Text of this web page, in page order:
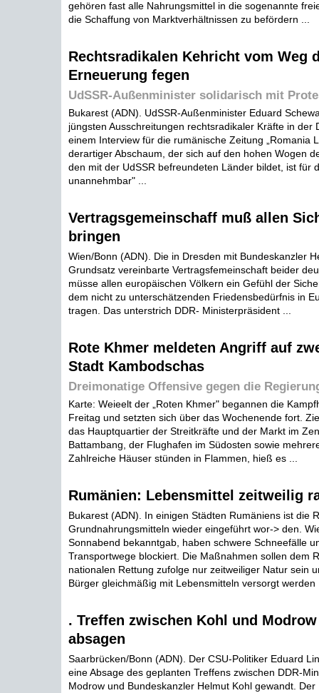
gehören fast alle Nahrungsmittel in die sogenannte
die Schaffung von Marktverhältnissen zu befördern ...
Rechtsradikalen Kehricht vom Weg
Erneuerung fegen
UdSSR-Außenminister solidarisch mit
Bukarest (ADN). UdSSR-Außenminister Eduard
jüngsten Ausschreitungen rechtsradikaler Kräfte in der
einem Interview für die rumänische Zeitung „Romania
derartiger Abschaum, der sich auf den hohen Wogen
den mit der UdSSR befreundeten Länder bildet, ist für
unannehmbar" ...
Vertragsgemeinschaff muß allen
bringen
Wien/Bonn (ADN). Die in Dresden mit Bundeskanzler
Grundsatz vereinbarte Vertragsfemeinschaft beider
müsse allen europäischen Völkern ein Gefühl der
dem nicht zu unterschätzenden Friedensbedürfnis in
tragen. Das unterstrich DDR- Ministerpräsident ...
Rote Khmer meldeten Angriff auf
Stadt Kambodschas
Dreimonatige Offensive gegen die
Karte: Weieelt der „Roten Khmer" begannen die
Freitag und setzten sich über das Wochenende fort.
das Hauptquartier der Streitkräfte und der Markt im
Battambang, der Flughafen im Südosten sowie
Zahlreiche Häuser stünden in Flammen, hieß es ...
Rumänien: Lebensmittel zeitweilig
Bukarest (ADN). In einigen Städten Rumäniens ist die
Grundnahrungsmitteln wieder eingeführt wor-> den.
Sonnabend bekanntgab, haben schwere Schneefälle
Transportwege blockiert. Die Maßnahmen sollen dem
nationalen Rettung zufolge nur zeitweiliger Natur sein
Bürger gleichmäßig mit Lebensmitteln versorgt werden
. Treffen zwischen Kohl und
absagen
Saarbrücken/Bonn (ADN). Der CSU-Politiker Eduard
eine Absage des geplanten Treffens zwischen DDR-
Modrow und Bundeskanzler Helmut Kohl gewandt. Der